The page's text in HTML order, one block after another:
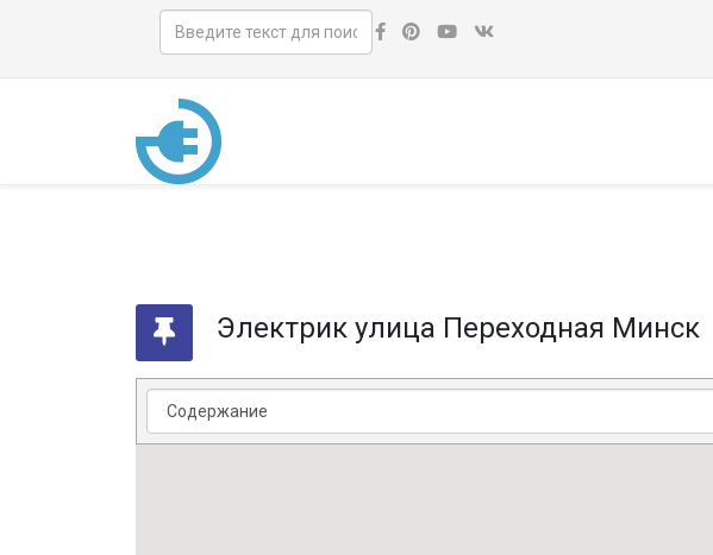
Электрик улица Переходная Минск